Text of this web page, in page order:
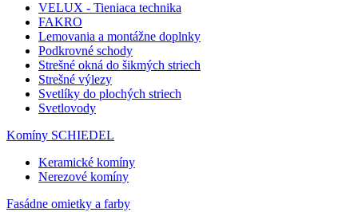
VELUX - Tieniaca technika
FAKRO
Lemovania a montážne doplnky
Podkrovné schody
Strešné okná do šikmých striech
Strešné výlezy
Svetlíky do plochých striech
Svetlovody
Komíny SCHIEDEL
Keramické komíny
Nerezové komíny
Fasádne omietky a farby